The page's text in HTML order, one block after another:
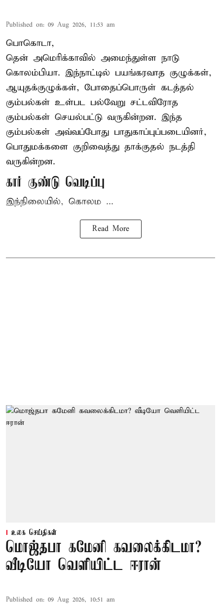
Published on: 09 Aug 2026, 11:53 am
பொகொடா,
தென் அமெரிக்காவில் அமைந்துள்ள நாடு
கொலம்பியா. இந்நாட்டில் பயங்கரவாத குழுக்கள்,
ஆயுதக்குழுக்கள், போதைப்பொருள் கடத்தல்
கும்பல்கள் உள்பட பல்வேறு சட்டவிரோத
கும்பல்கள் செயல்பட்டு வருகின்றன. இந்த
கும்பல்கள் அவ்வப்போது பாதுகாப்புப்படையினர்,
பொதுமக்களை குறிவைத்து தாக்குதல் நடத்தி
வருகின்றன.
கார் குண்டு வெடிப்பு
இந்நிலையில், கொலம ...
Read More
உலக செய்திகள்
மொஜ்தபா கமேனி கவலைக்கிடமா?
வீடியோ வெளியிட்ட ஈரான்
Published on: 09 Aug 2026, 10:51 am